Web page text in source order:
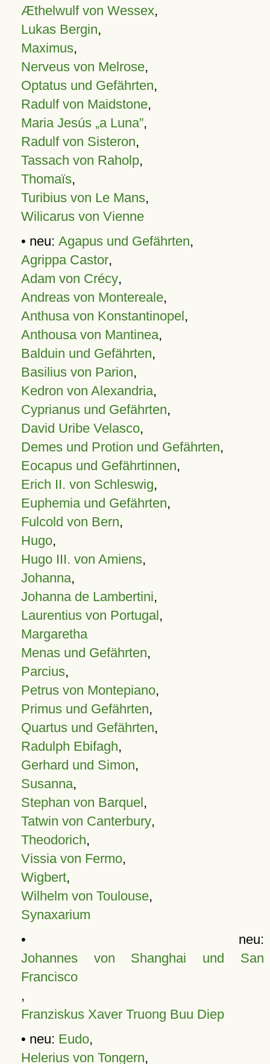
Æthelwulf von Wessex,
Lukas Bergin,
Maximus,
Nerveus von Melrose,
Optatus und Gefährten,
Radulf von Maidstone,
Maria Jesús „a Luna”,
Radulf von Sisteron,
Tassach von Raholp,
Thomaïs,
Turibius von Le Mans,
Wilicarus von Vienne
• neu: Agapus und Gefährten,
Agrippa Castor,
Adam von Crécy,
Andreas von Montereale,
Anthusa von Konstantinopel,
Anthousa von Mantinea,
Balduin und Gefährten,
Basilius von Parion,
Kedron von Alexandria,
Cyprianus und Gefährten,
David Uribe Velasco,
Demes und Protion und Gefährten,
Eocapus und Gefährtinnen,
Erich II. von Schleswig,
Euphemia und Gefährten,
Fulcold von Bern,
Hugo,
Hugo III. von Amiens,
Johanna,
Johanna de Lambertini,
Laurentius von Portugal,
Margaretha
Menas und Gefährten,
Parcius,
Petrus von Montepiano,
Primus und Gefährten,
Quartus und Gefährten,
Radulph Ebifagh,
Gerhard und Simon,
Susanna,
Stephan von Barquel,
Tatwin von Canterbury,
Theodorich,
Vissia von Fermo,
Wigbert,
Wilhelm von Toulouse,
Synaxarium
• neu:
Johannes von Shanghai und San
Francisco
,
Franziskus Xaver Truong Buu Diep
• neu: Eudo,
Helerius von Tongern,